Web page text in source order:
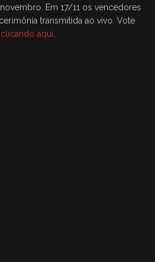
Em 17/11 os vencedores
transmitida ao vivo. Vote
clicando aqui.